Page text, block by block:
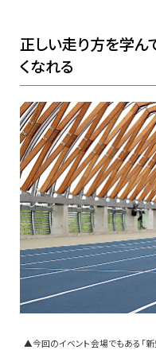
正しい走り方を学ん
くなれる
▲今回のイベント会場でもある「